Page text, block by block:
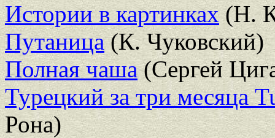
Истории в картинках(Н.
Путаница(К. Чуковский)
Полная чаша(Сергей
Турецкий за три месяца
Рона)